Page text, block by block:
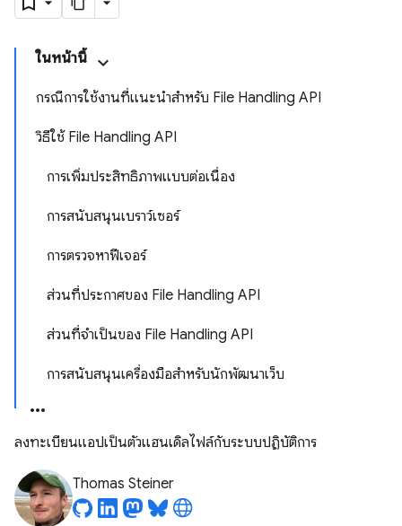
ในหน้านี้
กรณีการใช้งานที่แนะนำสำหรับ File Handling API
วิธีใช้ File Handling API
การเพิ่มประสิทธิภาพแบบต่อเนื่อง
การสนับสนุนเบราว์เซอร์
การตรวจหาฟีเจอร์
ส่วนที่ประกาศของ File Handling API
ส่วนที่จำเป็นของ File Handling API
การสนับสนุนเครื่องมือสำหรับนักพัฒนาเว็บ
ลงทะเบียนแอปเป็นตัวแฮนเดิลไฟล์กับระบบปฏิบัติการ
Thomas Steiner